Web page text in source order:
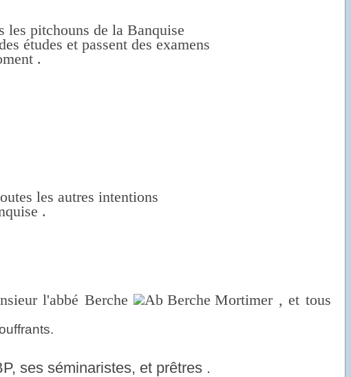
les pitchouns de la Banquise
études et passent des examens
.
les autres intentions
.
l'abbé Berche
, et tous
ses séminaristes, et prêtres .